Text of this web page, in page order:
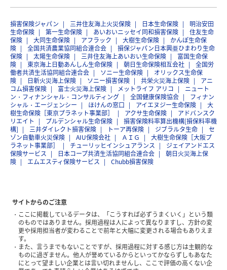
損害保険ジャパン 三井住友海上火災保険 日本生命保険
明治安田
生命保険
第一生命保険 あいおいニッセイ同和損害保険
住友生命
保険
大同生命保険 アフラック 大樹生命保険
かんぽ生命保
険
全国共済農業協同組合連合会
損保ジャパン日本興亜ひまわり生命
保険
太陽生命保険 三井住友海上あいおい生命保険
富国生命保
険
東京海上日動あんしん生命保険 朝日生命保険相互会社
全国労
働者共済生活協同組合連合会
ソニー生命保険
オリックス生命保
険
日新火災海上保険 ソニー損害保険 共栄火災海上保険
アニ
コム損害保険
富士火災海上保険 メットライフ アリコ
ニュート
ン・フィナンシャル・コンサルティング
全国健康保険協会
フィナン
シャル・エージェンシー
ほけんの窓口 アイエヌジー生命保険
大
樹生命保険［東京プラネット事業部］
アクサ生命保険
アドバンスク
リエイト
プルデンシャル生命保険
損害保険料率算出機構[損保料率機
構]
三井ダイレクト損害保険 トーア再保険 ジブラルタ生命
セ
ゾン自動車火災保険
AIU保険会社 ＡＩＧ
大樹生命保険［大阪プ
ラネット事業部］
チューリッヒインシュアランス
ジェイアンドエス
保険サービス
日本コープ共済生活協同組合連合会
朝日火災海上保
険
エムエスティ保険サービス Chubb損害保険
サイトからのご注意
ここに掲載しているデータは、「こうすれば必ずうまくいく」という類
のものではありません。採用過程は人によって異なりますし、方針の変
更や採用担当者が変わることで前年と大幅に変更される場合もありえま
す。
また、言うまでもないことですが、採用過程に対する感じ方は主観的な
ものに過ぎません。他人が誉めているからといってかならずしもあなた
にとって望ましい企業とは言い切れませんし、ここで評価の高くない企